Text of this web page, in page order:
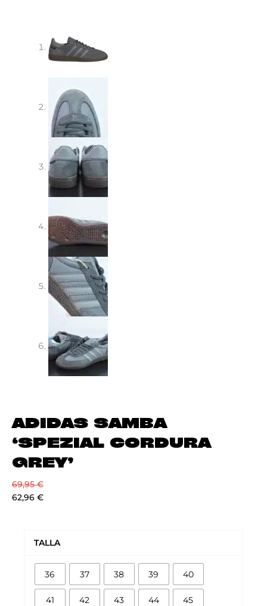
ADIDAS SAMBA
‘SPEZIAL CORDURA
GREY’
69,95€
62,96 €
TALLA
36 37 38 39 40
41 42 43 44 45
CORDURA
GREY'
cantidad